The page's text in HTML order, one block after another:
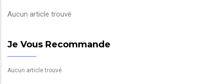
Aucun article trouvé
Je Vous Recommande
Aucun article trouvé